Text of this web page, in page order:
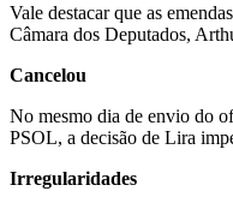
Vale destacar que as
Câmara dos Deputados,
Cancelou
No mesmo dia de envio do
PSOL, a decisão de Lira
Irregularidades